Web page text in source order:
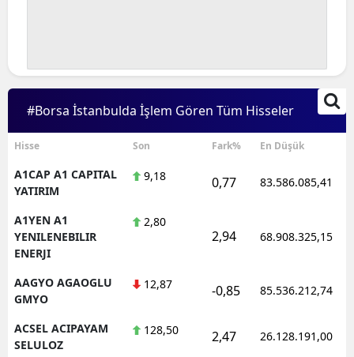
Çankırı
Çorum
Denizli
Elazığ
Erzurum
Eskişehir
#Borsa İstanbulda İşlem Gören Tüm Hisseler
Hisse Son Fark% En Düşük
A1CAP A1 CAPITAL
YATIRIM
9,18 0,77 83.586.085,41
A1YEN A1
YENILENEBILIR
ENERJI
2,80
2,94 68.908.325,15
AAGYO AGAOGLU
GMYO
12,87 -0,85 85.536.212,74
ACSEL ACIPAYAM
SELULOZ
128,50 2,47 26.128.191,00